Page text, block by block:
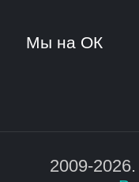
Мы на ОК
2009-